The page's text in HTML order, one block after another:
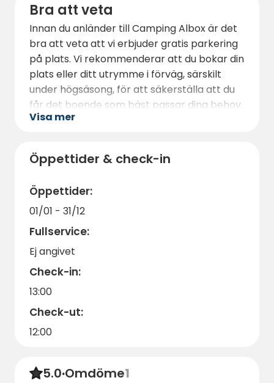
simma i det kristallklara vattnet i
Medelhavet och utöva vattensporter som
snorkling och kajakpaddling.
Bra att veta
Innan du anländer till Camping Albox är det
bra att veta att vi erbjuder gratis parkering
på plats. Vi rekommenderar att du bokar din
plats eller ditt utrymme i förväg, särskilt
under högsäsong, för att säkerställa att du
får det boende som bäst passar dina behov.
din vistelse kommer vår vänliga och
hands för att hjälpa dig med alla frågor eller
behov du kan ha.
På Camping Albox strävar vi efter att
erbjuda en autentisk och bekväm
campingupplevelse i en enastående naturlig
miljö. Vi ser fram emot att välkomna dig och
hoppas att du får en oförglömlig vistelse, full
vackra regionen Almeria, boka nu och börja
planera din nästa semester med oss!
Visa mer
Öppettider & check-in
Öppettider:
01/01 - 31/12
Fullservice:
Ej angivet
Check-in:
13:00
Check-ut:
12:00
5.0·Omdöme1